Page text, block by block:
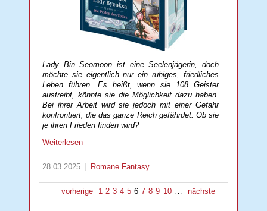
Lady Bin Seomoon ist eine Seelenjägerin, doch
möchte sie eigentlich nur ein ruhiges, friedliches
Leben führen. Es heißt, wenn sie 108 Geister
austreibt, könnte sie die Möglichkeit dazu haben.
Bei ihrer Arbeit wird sie jedoch mit einer Gefahr
konfrontiert, die das ganze Reich gefährdet. Ob sie
je ihren Frieden finden wird?
Weiterlesen
28.03.2025 Romane Fantasy
vorherige 1 2 3 4 5 6 7 8 9 10 nächste